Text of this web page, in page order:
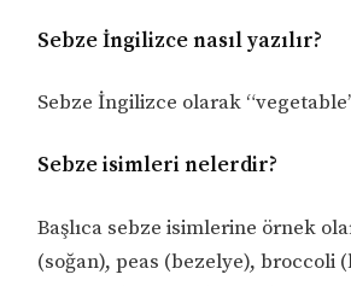
Sebze İngilizce nasıl yazılır?
Sebze İngilizce olarak
Sebze isimleri nelerdir?
Başlıca sebze isimlerine örnek
(soğan), peas (bezelye), broccoli